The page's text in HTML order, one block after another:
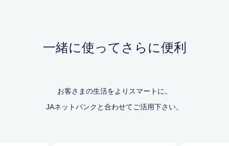
一緒に使ってさらに便利
お客さまの生活をよりスマートに。
JAネットバンクと合わせてご活用下さい。